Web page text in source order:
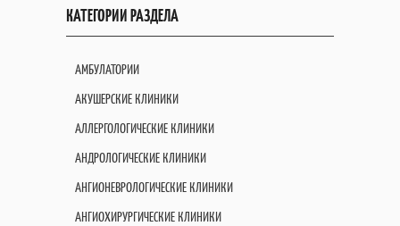
КАТЕГОРИИ РАЗДЕЛА
АМБУЛАТОРИИ
АКУШЕРСКИЕ КЛИНИКИ
АЛЛЕРГОЛОГИЧЕСКИЕ КЛИНИКИ
АНДРОЛОГИЧЕСКИЕ КЛИНИКИ
АНГИОНЕВРОЛОГИЧЕСКИЕ КЛИНИКИ
АНГИОХИРУРГИЧЕСКИЕ КЛИНИКИ